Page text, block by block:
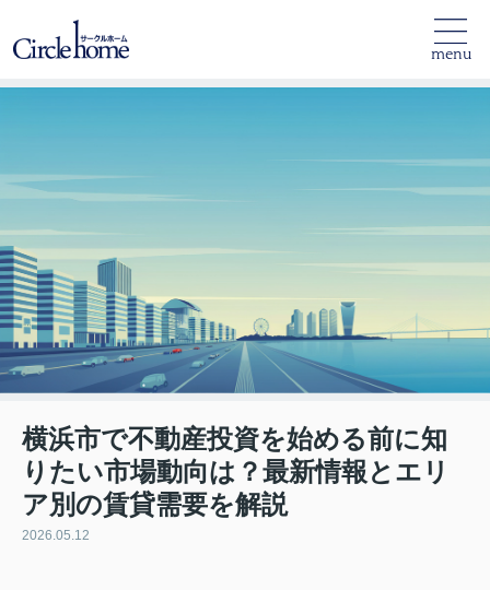
menu
横浜市で不動産投資を始める前に知
りたい市場動向は？最新情報とエリ
ア別の賃貸需要を解説
2026.05.12